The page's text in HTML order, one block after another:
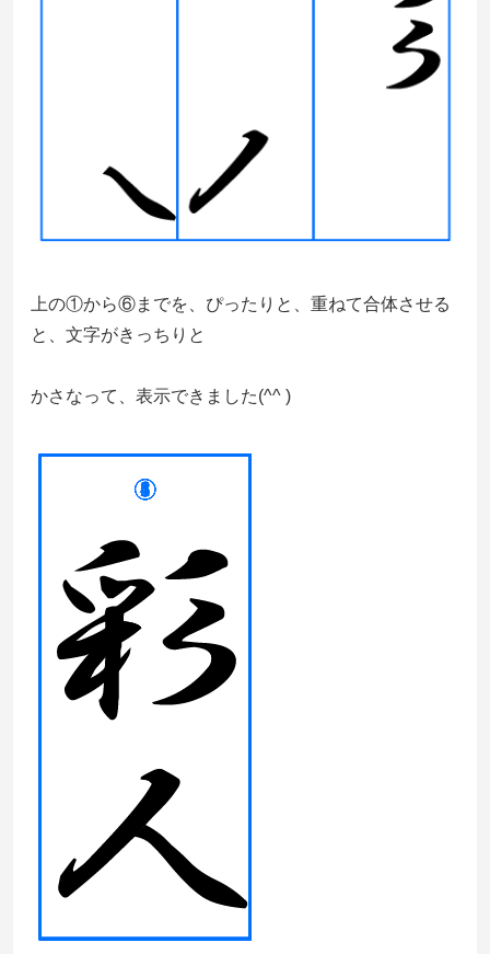
上の①から⑥までを、ぴったりと、重ねて合体させる
と、文字がきっちりと
かさなって、表示できました(^^ )